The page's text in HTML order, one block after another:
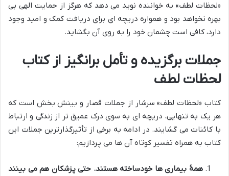
«لحظات لطف» به خواننده نوید می دهد که هرگز از حمایت الهی بی
بهره نخواهد بود و همواره دریچه ای برای دریافت کمک و امید وجود
دارد، کافی است چشمان خود را به روی آن بگشاید.
جملات برگزیده و تأمل برانگیز از کتاب
لحظات لطف
کتاب «لحظات لطف» سرشار از جملات قصار و بینش بخش است که
هر یک به تنهایی، دریچه ای به سوی درک عمیق تر از زندگی و ارتباط
با کائنات می گشایند. در ادامه به برخی از تأثیرگذارترین جملات این
کتاب به همراه تفسیر کوتاه آن ها می پردازیم:
همۀ بیماری ها خودساخته هستند. حتی پزشکان هم می بینند